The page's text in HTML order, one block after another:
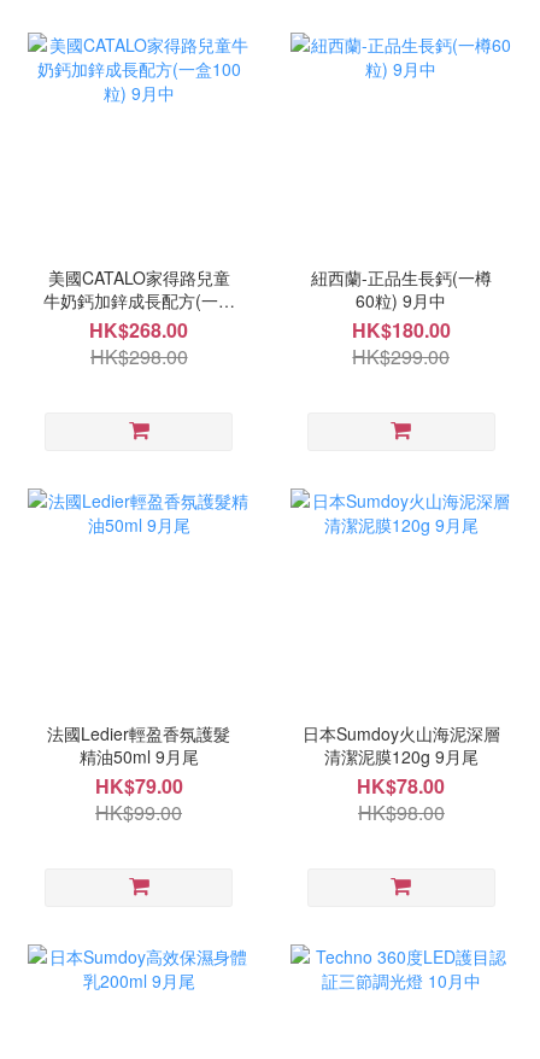
美國CATALO家得路兒童
牛奶鈣加鋅成長配方(一盒
100粒) 9月中
HK$268.00
HK$298.00
紐西蘭-正品生長鈣(一樽
60粒) 9月中
HK$180.00
HK$299.00
法國Ledier輕盈香氛護髮
精油50ml 9月尾
HK$79.00
HK$99.00
日本Sumdoy火山海泥深層
清潔泥膜120g 9月尾
HK$78.00
HK$98.00